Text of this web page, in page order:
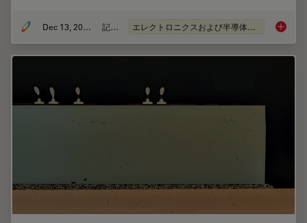
Dec 13, 2023 記事 エレクトロニクスおよび半導体産業 Rapid